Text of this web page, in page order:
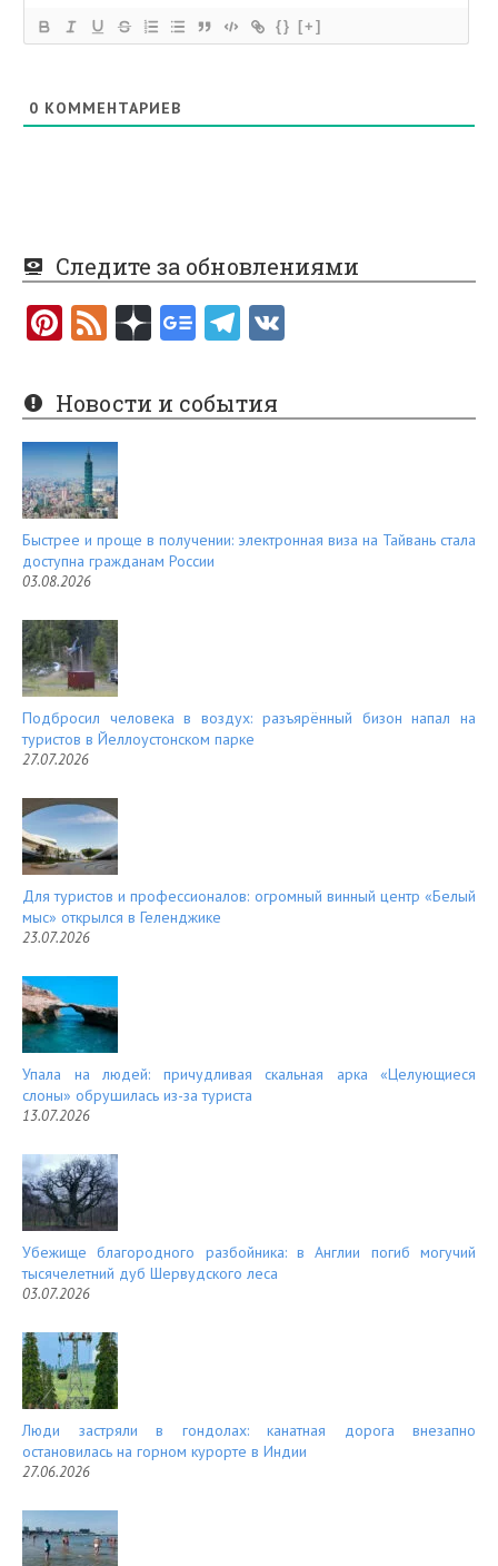
{} [+]
0 КОММЕНТАРИЕВ
Следите за обновлениями
Pi
er
es
t
F
e
d
Новости и события
Быстрее и проще в получении: электронная виза на Тайвань стала
доступна гражданам России
03.08.2026
Подбросил человека в воздух: разъярённый бизон напал на
туристов в Йеллоустонском парке
27.07.2026
Для туристов и профессионалов: огромный винный центр «Белый
мыс» открылся в Геленджике
23.07.2026
Упала на людей: причудливая скальная арка «Целующиеся
слоны» обрушилась из-за туриста
13.07.2026
Убежище благородного разбойника: в Англии погиб могучий
тысячелетний дуб Шервудского леса
03.07.2026
Люди застряли в гондолах: канатная дорога внезапно
остановилась на горном курорте в Индии
27.06.2026